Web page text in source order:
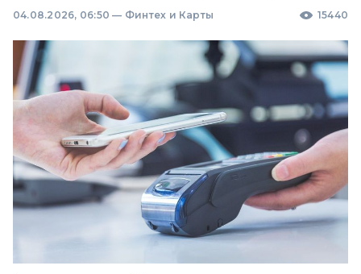
04.08.2026, 06:50 — Финтех и Карты 15440